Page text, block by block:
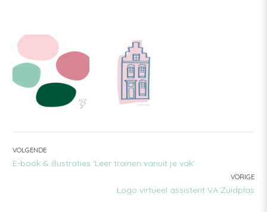
BERICHT
VOLGENDE
VOLGENDE:
E-book & illustraties ‘Leer trainen vanuit je vak’
VORIGE
VORIGE:
Logo virtueel assistent VA Zuidplas